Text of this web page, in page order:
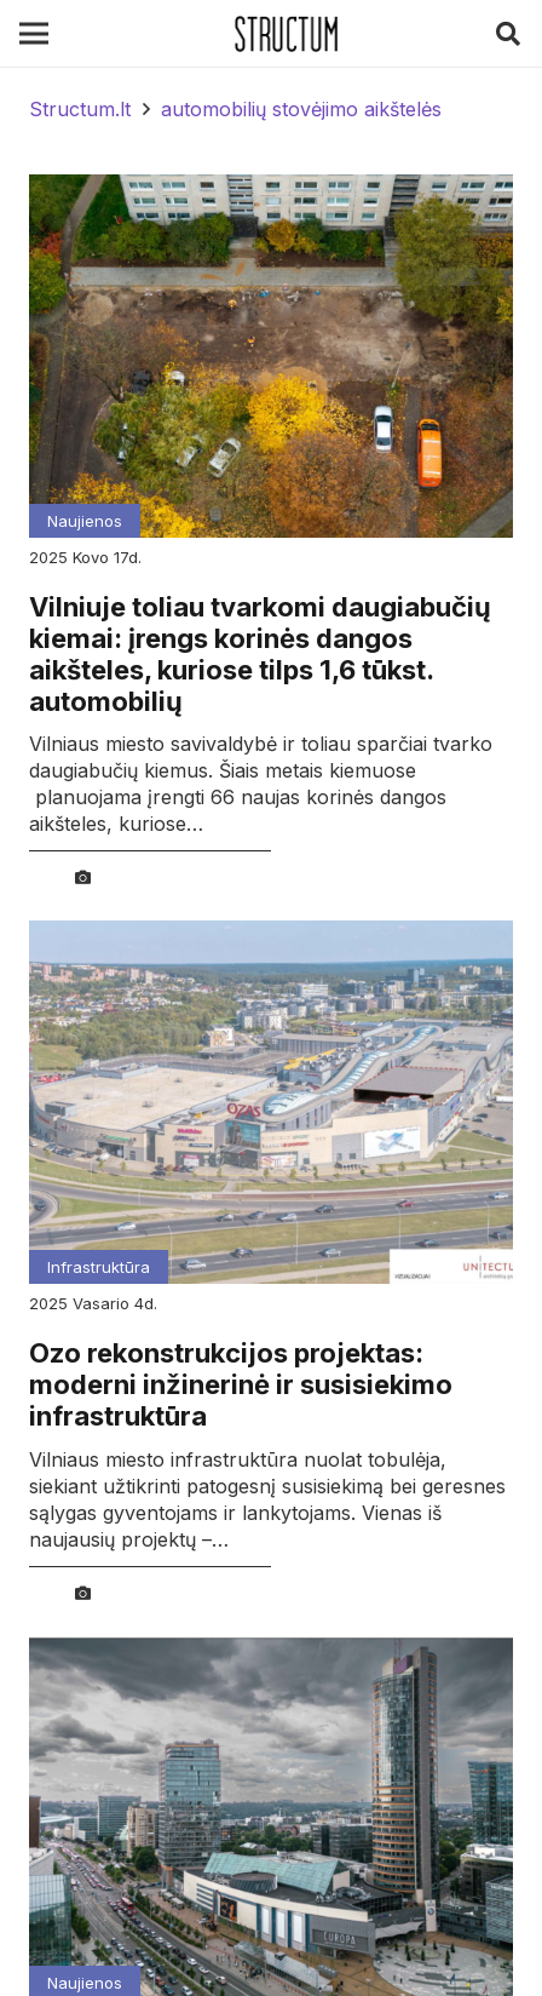
Structum.lt automobilių stovėjimo aikštelės
Naujienos
2025
kovo 17d.
Vilniuje toliau tvarkomi daugiabučių
kiemai: įrengs korinės dangos
aikšteles, kuriose tilps 1,6 tūkst.
automobilių
Vilniaus miesto savivaldybė ir toliau sparčiai tvarko
daugiabučių kiemus. Šiais metais kiemuose
planuojama įrengti 66 naujas korinės dangos
aikšteles, kuriose…
Infrastruktūra
2025
vasario 4d.
Ozo rekonstrukcijos projektas:
moderni inžinerinė ir susisiekimo
infrastruktūra
Vilniaus miesto infrastruktūra nuolat tobulėja,
siekiant užtikrinti patogesnį susisiekimą bei geresnes
sąlygas gyventojams ir lankytojams. Vienas iš
naujausių projektų –…
Naujienos